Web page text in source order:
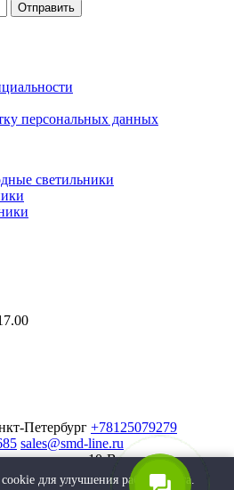
Отправить
персональных данных
светильники
Петербург +78125079279
sales@smd-line.ru
10-В
для улучшения работы сайта.